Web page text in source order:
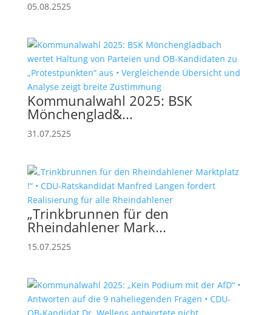
05.08.2525
Kommunalwahl 2025: BSK
Mönchen­glad&...
31.07.2525
„Trinkbrunnen für den
Rheindahlener Mark...
15.07.2525